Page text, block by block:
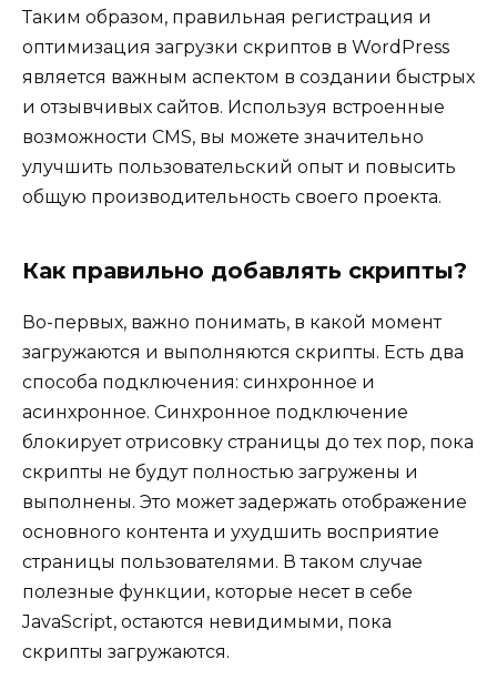
Таким образом, правильная регистрация и
оптимизация загрузки скриптов в WordPress
является важным аспектом в создании быстрых
и отзывчивых сайтов. Используя встроенные
возможности CMS, вы можете значительно
улучшить пользовательский опыт и повысить
общую производительность своего проекта.
Как правильно добавлять скрипты?
Во-первых, важно понимать, в какой момент
загружаются и выполняются скрипты. Есть два
способа подключения: синхронное и
асинхронное. Синхронное подключение
блокирует отрисовку страницы до тех пор, пока
скрипты не будут полностью загружены и
выполнены. Это может задержать отображение
основного контента и ухудшить восприятие
страницы пользователями. В таком случае
полезные функции, которые несет в себе
JavaScript, остаются невидимыми, пока
скрипты загружаются.